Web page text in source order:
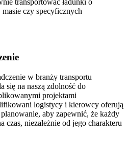
czy specyficznych
w branży transportu
się na naszą zdolność do
projektami
logistycy i kierowcy oferują
aby zapewnić, że każdy
czas, niezależnie od jego charakteru